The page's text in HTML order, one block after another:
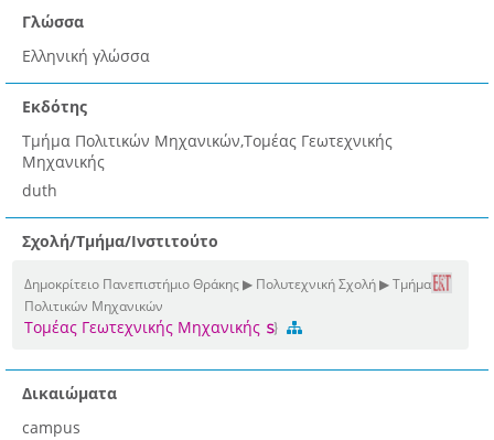
Γλώσσα
Ελληνική γλώσσα
Εκδότης
Τμήμα Πολιτικών Μηχανικών,Τομέας Γεωτεχνικής
Μηχανικής
duth
Σχολή/Τμήμα/Ινστιτούτο
Δημοκρίτειο Πανεπιστήμιο Θράκης ▶ Πολυτεχνική Σχολή ▶ Τμήμα
Πολιτικών Μηχανικών
Τομέας Γεωτεχνικής Μηχανικής
Δικαιώματα
campus